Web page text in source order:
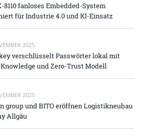
8110 fanloses Embedded-System
für Industrie 4.0 und KI-Einsatz
2025
verschlüsselt Passwörter lokal mit
und Zero-Trust Modell
2025
group und BITO eröffnen Logistikneubau
Allgäu